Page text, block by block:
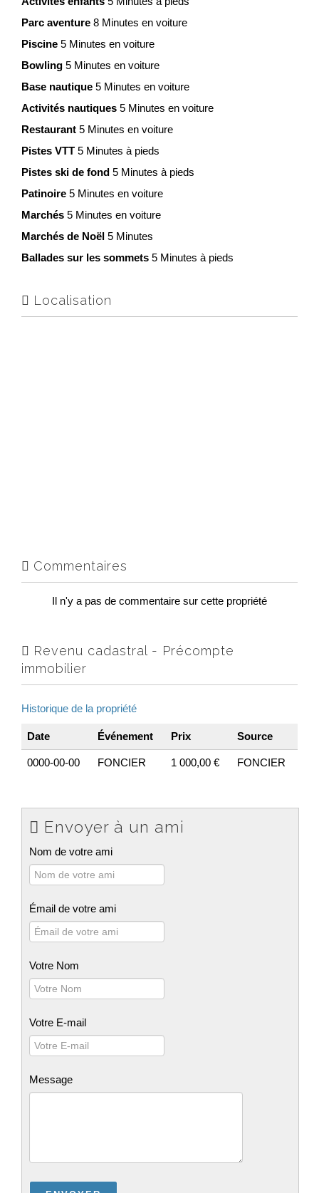
Parc aventure 8 Minutes en voiture
Piscine 5 Minutes en voiture
Bowling 5 Minutes en voiture
Base nautique 5 Minutes en voiture
Activités nautiques 5 Minutes en voiture
Restaurant 5 Minutes en voiture
Pistes VTT 5 Minutes à pieds
Pistes ski de fond 5 Minutes à pieds
Patinoire 5 Minutes en voiture
Marchés 5 Minutes en voiture
Marchés de Noël 5 Minutes
Ballades sur les sommets 5 Minutes à pieds
Localisation
Commentaires
Il n'y a pas de commentaire sur cette propriété
Revenu cadastral - Précompte
immobilier
Historique de la propriété
Date Événement Prix Source
0000-00-00 FONCIER 1 000,00 € FONCIER
Envoyer à un ami
Nom de votre ami
Émail de votre ami
Votre Nom
Votre E-mail
Message